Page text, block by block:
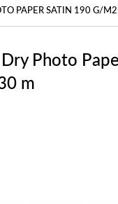
PAPER SATIN 190 G/
Photo
m